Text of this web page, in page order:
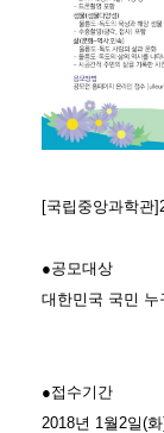
[국립중앙과학관
●공모대상
대한민국 국민 누
●접수기간
2018년 1월2일(